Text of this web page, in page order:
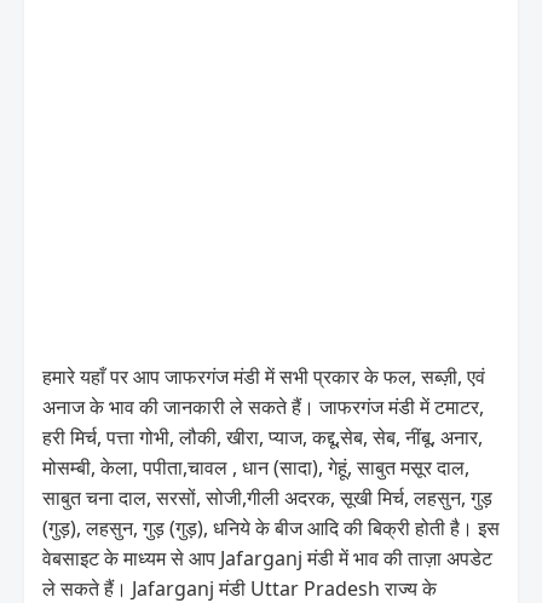
हमारे यहाँ पर आप जाफरगंज मंडी में सभी प्रकार के फल, सब्ज़ी, एवं
अनाज के भाव की जानकारी ले सकते हैं। जाफरगंज मंडी में टमाटर,
हरी मिर्च, पत्ता गोभी, लौकी, खीरा, प्याज, कद्दू,सेब, सेब, नींबू, अनार,
मोसम्बी, केला, पपीता,चावल , धान (सादा), गेहूं, साबुत मसूर दाल,
साबुत चना दाल, सरसों, सोजी,गीली अदरक, सूखी मिर्च, लहसुन, गुड़
(गुड़), लहसुन, गुड़ (गुड़), धनिये के बीज आदि की बिक्री होती है। इस
वेबसाइट के माध्यम से आप Jafarganj मंडी में भाव की ताज़ा अपडेट
ले सकते हैं। Jafarganj मंडी Uttar Pradesh राज्य के